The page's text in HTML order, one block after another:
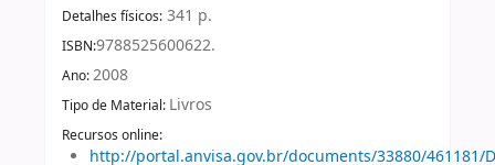
Detalhes físicos: 341 p.
ISBN:9788525600622.
Ano:2008
Tipo de Material: Livros
Recursos online:
http://portal.anvisa.gov.br/documents/33880/461181/